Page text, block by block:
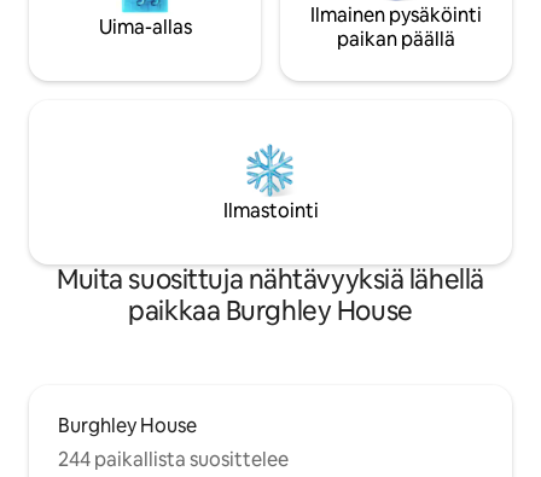
Uima-allas
Ilmainen pysäköinti
paikan päällä
Ilmastointi
Muita suosittuja nähtävyyksiä lähellä
paikkaa Burghley House
Burghley House
244 paikallista suosittelee